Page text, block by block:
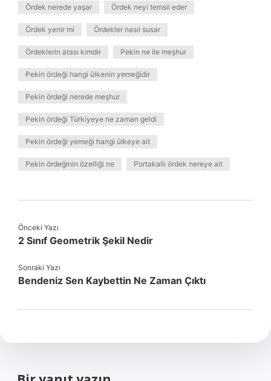
Ördek nerede yaşar Ördek neyi temsil eder
Ördek yenir mi Ördekler nasıl susar
Ördeklerin atası kimdir Pekin ne ile meşhur
Pekin ördeği hangi ülkenin yemeğidir
Pekin ördeği nerede meşhur
Pekin ördeği Türkiyeye ne zaman geldi
Pekin ördeği yemeği hangi ülkeye ait
Pekin ördeğinin özelliği ne Portakallı ördek nereye ait
Önceki Yazı
2 Sınıf Geometrik Şekil Nedir
Sonraki Yazı
Bendeniz Sen Kaybettin Ne Zaman Çıktı